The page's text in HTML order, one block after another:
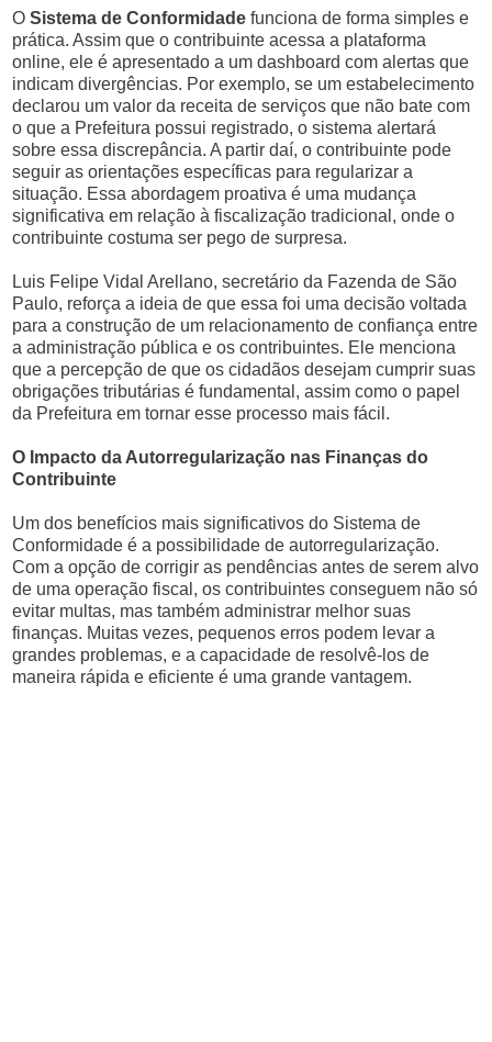
OSistema de Conformidade funciona de forma simples e
prática. Assim que o contribuinte acessa a plataforma
online, ele é apresentado a um dashboard com alertas que
indicam divergências. Por exemplo, se um estabelecimento
declarou um valor da receita de serviços que não bate com
o que a Prefeitura possui registrado, o sistema alertará
sobre essa discrepância. A partir daí, o contribuinte pode
seguir as orientações específicas para regularizar a
situação. Essa abordagem proativa é uma mudança
significativa em relação à fiscalização tradicional, onde o
contribuinte costuma ser pego de surpresa.
Luis Felipe Vidal Arellano, secretário da Fazenda de São
Paulo, reforça a ideia de que essa foi uma decisão voltada
para a construção de um relacionamento de confiança entre
a administração pública e os contribuintes. Ele menciona
que a percepção de que os cidadãos desejam cumprir suas
obrigações tributárias é fundamental, assim como o papel
da Prefeitura em tornar esse processo mais fácil.
O Impacto da Autorregularização nas Finanças do
Contribuinte
Um dos benefícios mais significativos do Sistema de
Conformidade é a possibilidade de autorregularização.
Com a opção de corrigir as pendências antes de serem alvo
de uma operação fiscal, os contribuintes conseguem não só
evitar multas, mas também administrar melhor suas
finanças. Muitas vezes, pequenos erros podem levar a
grandes problemas, e a capacidade de resolvê-los de
maneira rápida e eficiente é uma grande vantagem.